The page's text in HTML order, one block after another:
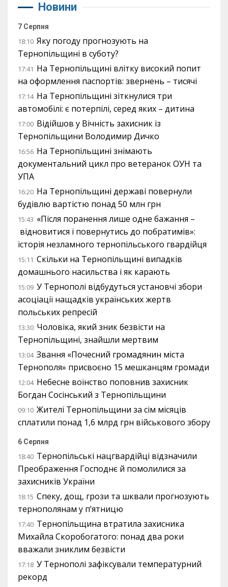
Новини
7 Серпня
18:10 Яку погоду прогнозують на
Тернопільщині в суботу?
17:41 На Тернопільщині влітку високий попит
на оформлення паспортів: звернень – тисячі
17:14 На Тернопільщині зіткнулися три
автомобілі: є потерпілі, серед яких – дитина
17:00 Відійшов у Вічність захисник із
Тернопільщини Володимир Дичко
16:56 На Тернопільщині знімають
документальний цикл про ветеранок ОУН та
УПА
16:20 На Тернопільщині державі повернули
будівлю вартістю понад 50 млн грн
15:43 «Після поранення лише одне бажання –
відновитися і повернутись до побратимів»:
історія незламного тернопільського гвардійця
15:11 Скільки на Тернопільщині випадків
домашнього насильства і як карають
15:09 У Тернополі відбудуться установчі збори
асоціації нащадків українських жертв
польських репресій
13:30 Чоловіка, який зник безвісти на
Тернопільщині, знайшли мертвим
13:04 Звання «Почесний громадянин міста
Тернополя» присвоєно 15 мешканцям громади
12:04 Небесне воїнство поповнив захисник
Богдан Сосінський з Тернопільщини
09:10 Жителі Тернопільщини за сім місяців
сплатили понад 1,6 млрд грн військового збору
6 Серпня
18:40 Тернопільські нацгвардійці відзначили
Преображення Господнє й помолилися за
захисників України
18:15 Спеку, дощ, грози та шквали прогнозують
тернополянам у п’ятницю
17:40 Тернопільщина втратила захисника
Михайла Скоробогатого: понад два роки
вважали зниклим безвісти
17:18 У Тернополі зафіксували температурний
рекорд